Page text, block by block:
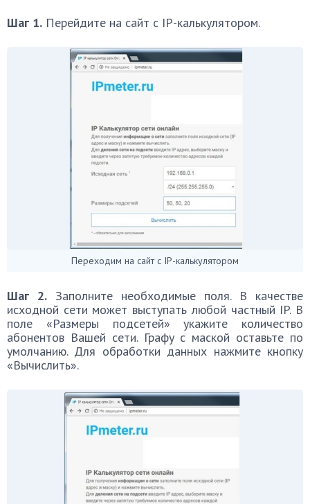
Шаг 1. Перейдите на сайт с IP-калькулятором.
Переходим на сайт с IP-калькулятором
Шаг 2. Заполните необходимые поля. В качестве
исходной сети может выступать любой частный IP. В
поле «Размеры подсетей» укажите количество
абонентов Вашей сети. Графу с маской оставьте по
умолчанию. Для обработки данных нажмите кнопку
«Вычислить».